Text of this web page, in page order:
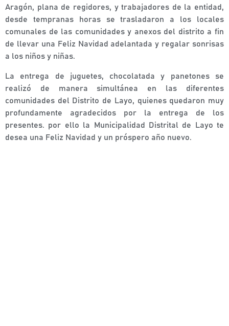
Aragón, plana de regidores, y trabajadores de la entidad,
desde tempranas horas se trasladaron a los locales
comunales de las comunidades y anexos del distrito a fin
de llevar una Feliz Navidad adelantada y regalar sonrisas
a los niños y niñas.
La entrega de juguetes, chocolatada y panetones se
realizó de manera simultánea en las diferentes
comunidades del Distrito de Layo, quienes quedaron muy
profundamente agradecidos por la entrega de los
presentes. por ello la Municipalidad Distrital de Layo te
desea una Feliz Navidad y un próspero año nuevo.